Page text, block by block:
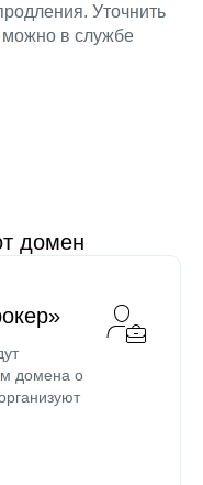
Уточнить
можно в службе
домен
домена о